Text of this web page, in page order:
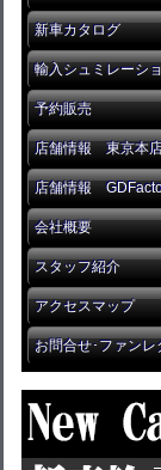
新車カタログ
輸入シュミレーシ
予約販売
店舗情報 東京本
店舗情報
会社概要
スタッフ紹介
アクセスマップ
お問合せ･ファンレ